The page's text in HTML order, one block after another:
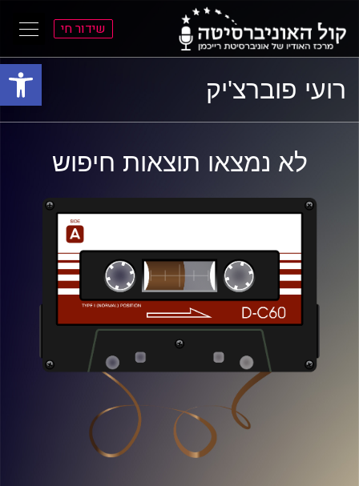
פתח
התפריט
הראשי
התוכן
הראשי
שידור חי
רועי פוברצ'יק
לא נמצאו תוצאות חיפוש